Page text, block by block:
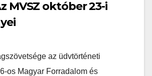
MVSZ október 23-i
az üdvtörténeti
os Magyar Forradalom és